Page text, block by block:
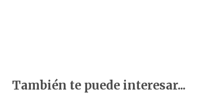
También te puede interesar...